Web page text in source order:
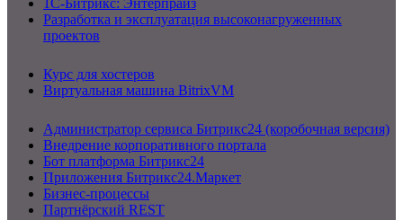
1С-Битрикс: Энтерпрайз
Разработка и эксплуатация высоконагруженных
проектов
Курс для хостеров
Виртуальная машина BitrixVM
Администратор сервиса Битрикс24 (коробочная версия)
Внедрение корпоративного портала
Бот платформа Битрикс24
Приложения Битрикс24.Маркет
Бизнес-процессы
Партнёрский REST